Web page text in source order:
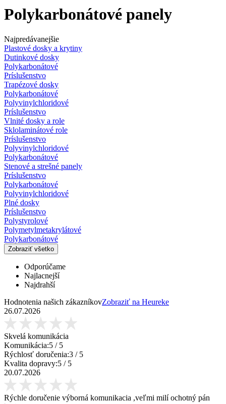
Polykarbonátové panely
Najpredávanejšie
Plastové dosky a krytiny
Dutinkové dosky
Polykarbonátové
Príslušenstvo
Trapézové dosky
Polykarbonátové
Polyvinylchloridové
Príslušenstvo
Vlnité dosky a role
Sklolaminátové role
Príslušenstvo
Polyvinylchloridové
Polykarbonátové
Stenové a strešné panely
Príslušenstvo
Polykarbonátové
Polyvinylchloridové
Plné dosky
Príslušenstvo
Polystyrolové
Polymetylmetakrylátové
Polykarbonátové
Zobraziť všetko
Odporúčame
Najlacnejší
Najdrahší
Hodnotenia našich zákazníkovZobraziť na Heureke
26.07.2026
Skvelá komunikácia
Komunikácia:5 / 5
Rýchlosť doručenia:3 / 5
Kvalita dopravy:5 / 5
20.07.2026
Rýchle doručenie výborná komunikacia ,veľmi milí ochotný pán